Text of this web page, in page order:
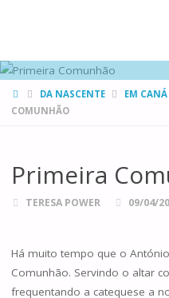
HOMEDA NASCENTE EM
COMUNHÃO
Primeira
TERESA POWER 09/04/
Há muito tempo que o
Comunhão. Servindo o altar
frequentando a catequese a